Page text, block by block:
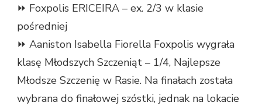
⏩ Foxpolis ERICEIRA – ex. 2/3 w klasie
pośredniej
⏩ Aaniston Isabella Fiorella Foxpolis wygrała
klasę Młodszych Szczeniąt – 1/4, Najlepsze
Młodsze Szczenię w Rasie. Na finałach została
wybrana do finałowej szóstki, jednak na lokacie